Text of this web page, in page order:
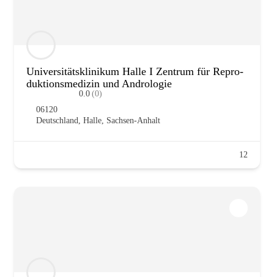
Uni­ver­si­täts­kli­ni­kum Hal­le I Zen­trum für Repro­
duk­ti­ons­me­di­zin und Andro­lo­gie
0.0 (0)
06120
Deutsch­land, Hal­le, Sach­sen-Anhalt
12